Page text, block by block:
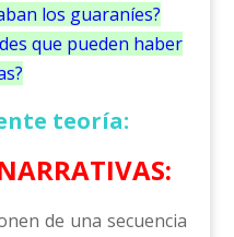
los guaraníes?
que pueden haber
teoría:
de una secuencia